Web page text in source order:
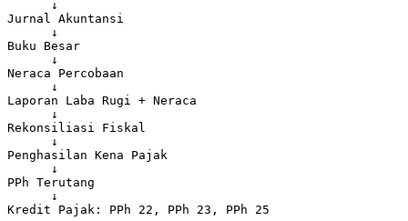
Jurnal Akuntansi
Buku Besar
Neraca Percobaan
Laporan Laba Rugi + Neraca
Rekonsiliasi Fiskal
Penghasilan Kena Pajak
PPh Terutang
Kredit Pajak: PPh 22, PPh 23, PPh 25